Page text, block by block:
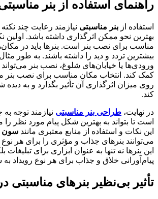
راهنمای استفاده از بنر
استفاده از بنر مناسبتی نیازمند رعایت چند
بهترین نحو ممکن اثرگذاری داشته باشد. اولین
مناسب برای نصب بنر است. بنرها باید در
بیشترین تردد و دید را داشته باشند. به طور
ورودی‌ها یا خیابان‌های شلوغ، نصب بنر
کمک کند. انتخاب مکان مناسب برای نصب بنر
روی میزان اثرگذاری آن تأثیر بگذارد و به
کند.
در نهایت، طراحی بنر مناسبتی نیازمند توجه
است تا بتواند به بهترین شکل پیام مورد نظر را
این نکات و استفاده از منابع معتبری مانند سون
می‌توانند بنرهای جذاب و مؤثری را برای هر نوع
این بنرها نه تنها به عنوان ابزاری برای تبلیغات
پیام‌آورانی خلاق و جذاب برای هر نوع رویداد
تأثیر بی‌نظیر بنرهای مناسبتی